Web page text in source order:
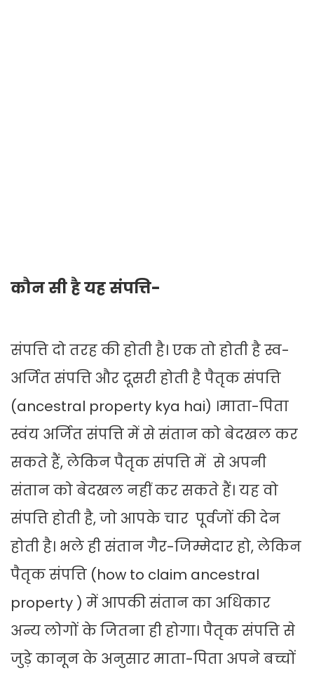
कौन सी है यह संपत्ति-
संपत्ति दो तरह की होती है। एक तो होती है स्व-
अर्जित संपत्ति और दूसरी होती है पैतृक संपत्ति
(ancestral property kya hai) ।माता-पिता
स्वंय अर्जित संपत्ति में से संतान को बेदखल कर
सकते हैं, लेकिन पैतृक संपत्ति में से अपनी
संतान को बेदखल नहीं कर सकते हैं। यह वो
संपत्ति होती है, जो आपके चार पूर्वजों की देन
होती है। भले ही संतान गैर-जिम्मेदार हो, लेकिन
पैतृक संपत्ति (how to claim ancestral
property ) में आपकी संतान का अधिकार
अन्य लोगों के जितना ही होगा। पैतृक संपत्ति से
जुड़े कानून के अनुसार माता-पिता अपने बच्चों